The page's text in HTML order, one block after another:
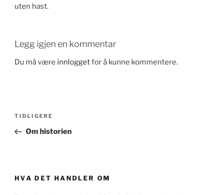
uten hast.
Legg igjen en kommentar
Du må være innloggetfor å kunne kommentere.
Innleggsnavigasjon
Forrige
innlegg
TIDLIGERE
Om historien
HVA DET HANDLER OM